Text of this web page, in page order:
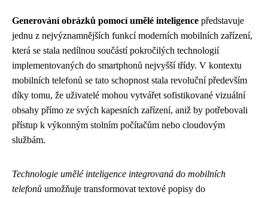
Generování obrázků pomocí umělé inteligence představuje
jednu z nejvýznamnějších funkcí moderních mobilních zařízení,
která se stala nedílnou součástí pokročilých technologií
implementovaných do smartphonů nejvyšší třídy. V kontextu
mobilních telefonů se tato schopnost stala revoluční především
díky tomu, že uživatelé mohou vytvářet sofistikované vizuální
obsahy přímo ze svých kapesních zařízení, aniž by potřebovali
přístup k výkonným stolním počítačům nebo cloudovým
službám.
Technologie umělé inteligence integrovaná do mobilních
telefonů umožňuje transformovat textové popisy do